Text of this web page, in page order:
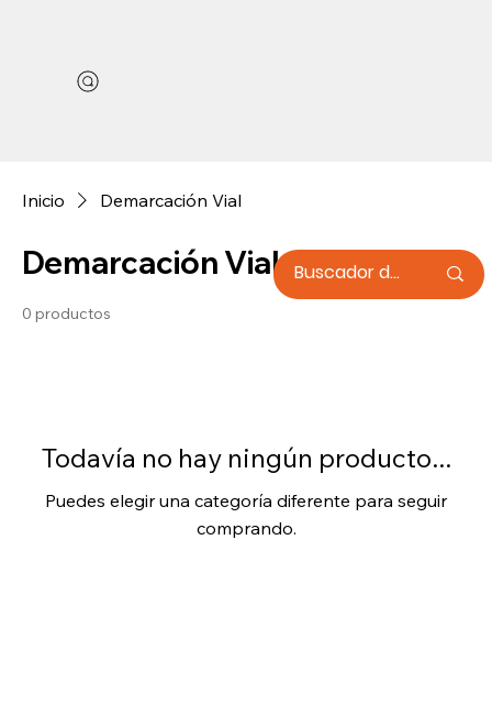
Inicio Demarcación Vial
Demarcación Vial
0 productos
Todavía no hay ningún producto...
Puedes elegir una categoría diferente para seguir
comprando.